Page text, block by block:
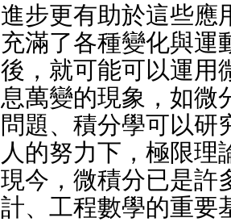
進步更有助於這些應
充滿了各種變化與運
後，就可能可以運用
息萬變的現象，如微
問題、積分學可以研
人的努力下，極限理
現今，微積分已是許
計、工程數學的重要